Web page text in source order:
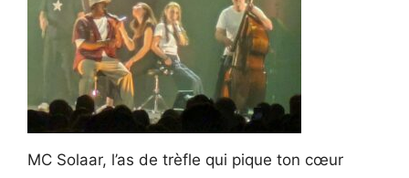
MC Solaar, l’as de trèfle qui pique ton cœur